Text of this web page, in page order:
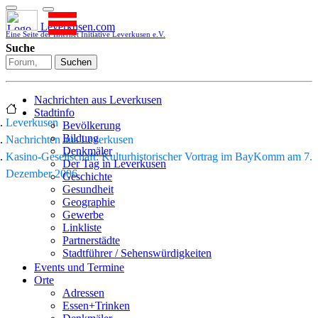
Leverkusen.com
Eine Seite der Internet Initiative Leverkusen e.V.
Suche
Suchen
Nachrichten aus Leverkusen
Stadtinfo
Bevölkerung
Bildung
Denkmäler
Der Tag in Leverkusen
Geschichte
Gesundheit
Geographie
Gewerbe
Linkliste
Partnerstädte
Stadtführer / Sehenswürdigkeiten
Stadtplan
Sport
Who is who
Events und Termine
Orte
Adressen
Essen+Trinken
Leverkusen
Nachrichten aus Leverkusen
Kasino-Gesellschaft: Kulturhistorischer Vortrag im BayKomm am 7.
Dezember 2006